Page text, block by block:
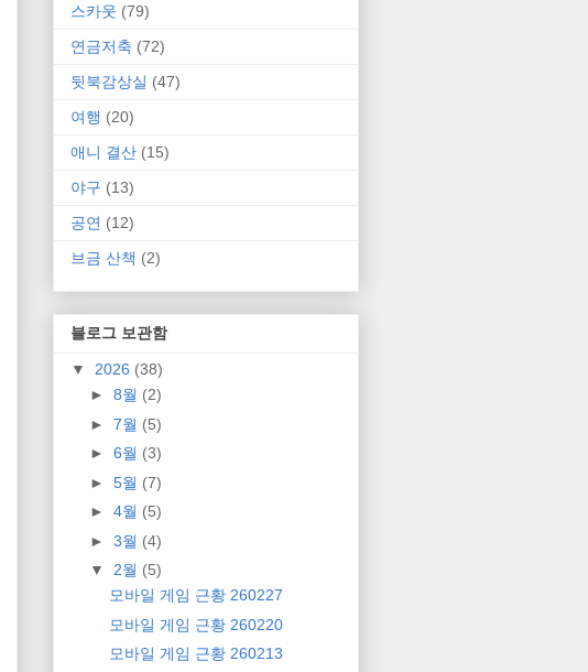
스카웃 (79)
연금저축 (72)
뒷북감상실 (47)
여행 (20)
애니 결산 (15)
야구 (13)
공연 (12)
브금 산책 (2)
블로그 보관함
▼ 2026 (38)
► 8월 (2)
► 7월 (5)
► 6월 (3)
► 5월 (7)
► 4월 (5)
► 3월 (4)
▼ 2월 (5)
모바일 게임 근황 260227
모바일 게임 근황 260220
모바일 게임 근황 260213